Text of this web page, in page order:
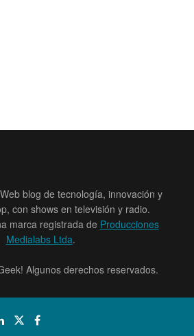
blog de tecnología, innovación y
con shows en televisión y radio.
marca registrada de Producciones
Medialabs Ltda.
Algunos derechos reservados.